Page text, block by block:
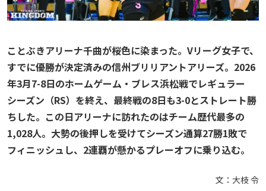
ことぶきアリーナ千曲が桜色に染まった。Vリーグ女子で、
すでに優勝が決定済みの信州ブリリアントアリーズ。2026
年3月7-8日のホームゲーム・ブレス浜松戦でレギュラー
シーズン（RS）を終え、最終戦の8日も3-0とストレート勝
ちした。この日アリーナに訪れたのはチーム歴代最多の
1,028人。大勢の後押しを受けてシーズン通算27勝1敗で
フィニッシュし、2連覇が懸かるプレーオフに乗り込む。
文：大枝 令